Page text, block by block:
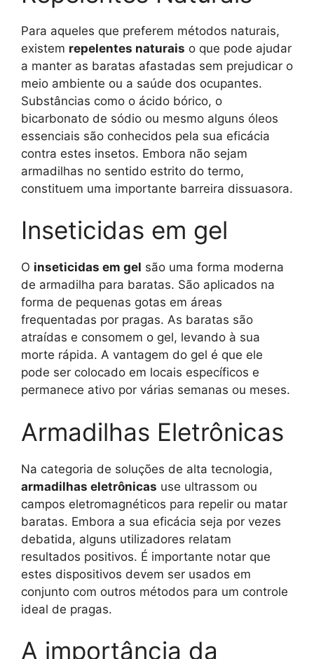
Para aqueles que preferem métodos naturais,
existem repelentes naturais o que pode ajudar
a manter as baratas afastadas sem prejudicar o
meio ambiente ou a saúde dos ocupantes.
Substâncias como o ácido bórico, o
bicarbonato de sódio ou mesmo alguns óleos
essenciais são conhecidos pela sua eficácia
contra estes insetos. Embora não sejam
armadilhas no sentido estrito do termo,
constituem uma importante barreira dissuasora.
Inseticidas em gel
O inseticidas em gel são uma forma moderna
de armadilha para baratas. São aplicados na
forma de pequenas gotas em áreas
frequentadas por pragas. As baratas são
atraídas e consomem o gel, levando à sua
morte rápida. A vantagem do gel é que ele
pode ser colocado em locais específicos e
permanece ativo por várias semanas ou meses.
Armadilhas Eletrônicas
Na categoria de soluções de alta tecnologia,
armadilhas eletrônicas use ultrassom ou
campos eletromagnéticos para repelir ou matar
baratas. Embora a sua eficácia seja por vezes
debatida, alguns utilizadores relatam
resultados positivos. É importante notar que
estes dispositivos devem ser usados ​​em
conjunto com outros métodos para um controle
ideal de pragas.
A importância da